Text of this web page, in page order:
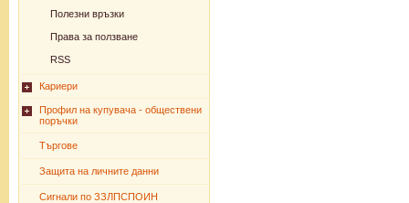
Полезни връзки
Права за ползване
RSS
Кариери
Профил на купувача - обществени
поръчки
Търгове
Защита на личните данни
Сигнали по ЗЗЛПСПОИН